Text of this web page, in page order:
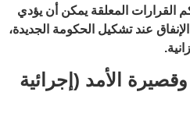
القرارات المعلقة يمكن أن يؤدي
عند تشكيل الحكومة الجديدة،
الأمد (إجرائية